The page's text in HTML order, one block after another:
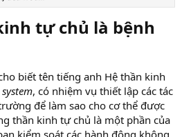
tự chủ là bệnh
biết tên tiếng anh Hệ thần kinh
, có nhiệm vụ thiết lập các tác
để làm sao cho cơ thể được
thần kinh tự chủ là một phần của
kiểm soát các hành động không